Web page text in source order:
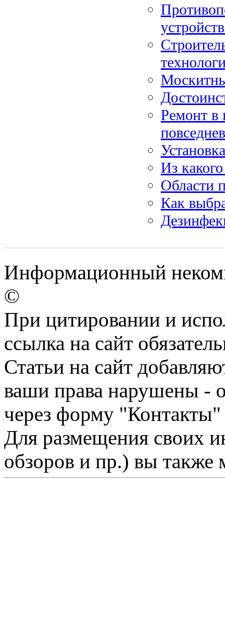
Ремонт в
Из
Области
Как
Информационный
©
При цитировании и
ссылка на сайт
Статьи на сайт
ваши права нарушены -
через форму "Контакты"
Для размещения своих
обзоров и пр.) вы также